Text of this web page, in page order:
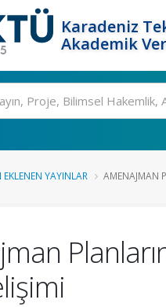
Karadeniz
Akademik
EKLENEN YAYINLAR AMENAJMAN